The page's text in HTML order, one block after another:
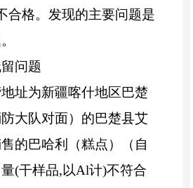
合格。发现的主要问题是
问题
地址为新疆喀什地区巴楚
大队对面）的巴楚县艾
的巴哈利（糕点）（自
(干样品,以Al计)不符合